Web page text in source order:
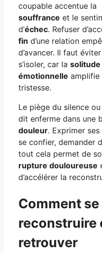
coupable accentue la
souffrance et le
d’échec. Refuser
fin d’une relation
d’avancer. Il faut
s’isoler, car la solitude
émotionnelle amplifie
tristesse.
Le piège du silence
dit enferme dans une
douleur. Exprimer ses
se confier, demander
tout cela permet de
rupture douloureuse
d’accélérer la
Comment se
reconstruire
retrouver